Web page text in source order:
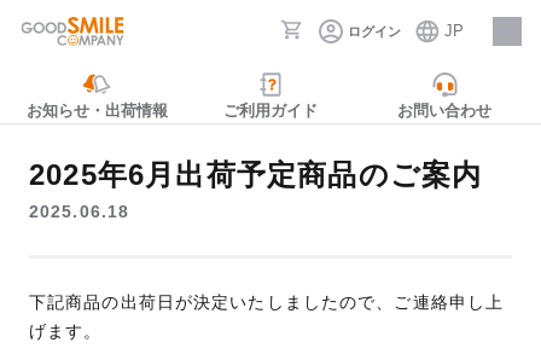
ログイン JP
採用情報
お知らせ・出荷情報 ご利用ガイド お問い合わせ
2025年6月出荷予定商品のご案内
2025.06.18
下記商品の出荷日が決定いたしましたので、ご連絡申し上
げます。